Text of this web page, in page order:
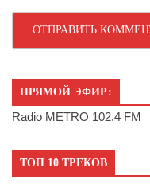
ПРЯМОЙ ЭФИР:
Radio METRO 102.4 FM
ТОП 10 ТРЕКОВ